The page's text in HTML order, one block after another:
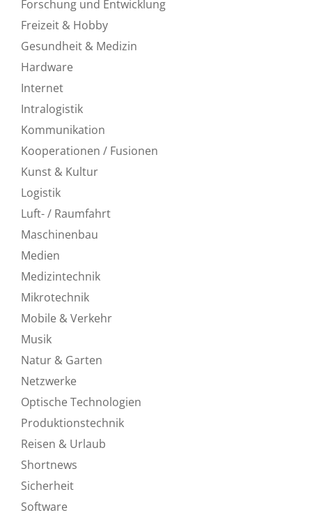
Forschung und Entwicklung
Freizeit & Hobby
Gesundheit & Medizin
Hardware
Internet
Intralogistik
Kommunikation
Kooperationen / Fusionen
Kunst & Kultur
Logistik
Luft- / Raumfahrt
Maschinenbau
Medien
Medizintechnik
Mikrotechnik
Mobile & Verkehr
Musik
Natur & Garten
Netzwerke
Optische Technologien
Produktionstechnik
Reisen & Urlaub
Shortnews
Sicherheit
Software